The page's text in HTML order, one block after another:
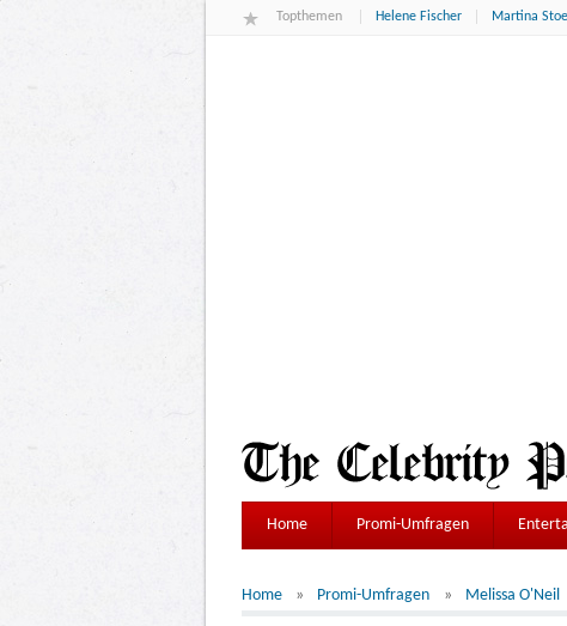
Topthemen Helene Fischer Martina
Home Promi-Umfragen
Home Promi-Umfragen Melissa O'Neil